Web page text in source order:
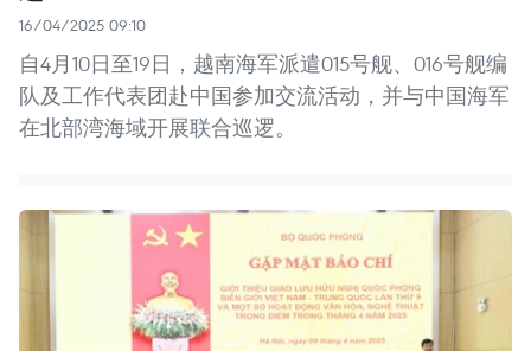
16/04/2025 09:10
自4月10日至19日，越南海军派遣015号舰、016号舰编
队及工作代表团赴中国参加交流活动，并与中国海军
在北部湾海域开展联合巡逻。